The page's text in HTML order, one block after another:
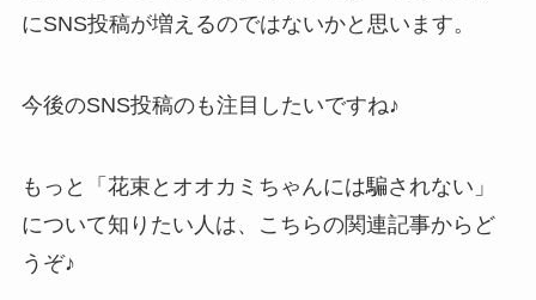
にSNS投稿が増えるのではないかと思います。
今後のSNS投稿のも注目したいですね♪
もっと「花束とオオカミちゃんには騙されない」
について知りたい人は、こちらの関連記事からど
うぞ♪